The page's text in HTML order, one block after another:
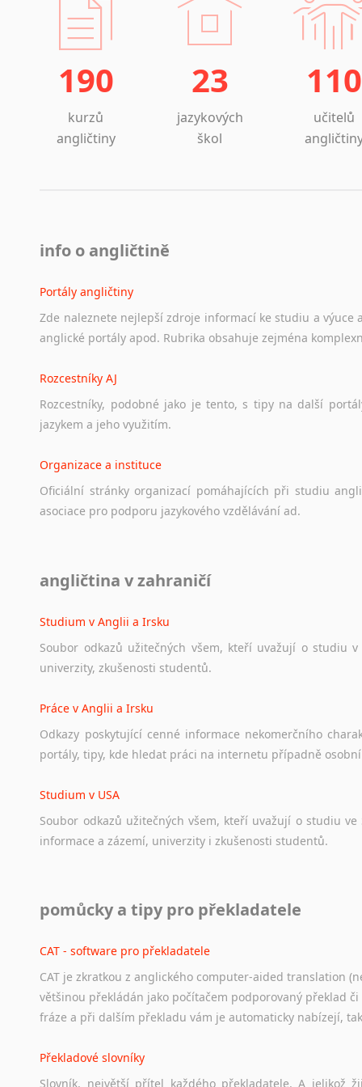
190
kurzů
angličtiny
23
jazykových
škol
110
učitelů
info o angličtině
Portály angličtiny
Zde naleznete nejlepší zdroje informací ke studiu a výuce
anglické portály apod. Rubrika obsahuje zejména
Rozcestníky AJ
Rozcestníky, podobné jako je tento, s tipy na další
jazykem a jeho využitím.
Organizace a instituce
Oficiální stránky organizací pomáhajících při studiu
asociace pro podporu jazykového vzdělávání ad.
Ať už se jedná o česká diskusní
angličtina v zahraničí
Studium v Anglii a Irsku
Soubor odkazů užitečných všem, kteří uvažují o studiu v
univerzity, zkušenosti studentů.
Práce v Anglii a Irsku
Odkazy poskytující cenné informace nekomerčního
portály, tipy, kde hledat práci na internetu případně osobní
Studium v USA
Soubor odkazů užitečných všem, kteří uvažují o studiu ve
informace a zázemí, univerzity i zkušenosti studentů.
Odkazy poskytující cenné informace nekomerčního
Studium v Austrálii
Soubor odkazů užitečných všem, kteří uvažují o studiu v
a zázemí, australské univerzity a samozřejmě i osobní
Práce v Austrálii
pomůcky a tipy pro překladatele
CAT - software pro překladatele
CAT je zkratkou z anglického computer-aided translation
většinou překládán jako počítačem podporovaný překlad
fráze a při dalším překladu vám je automaticky nabízejí,
Překladové slovníky
Slovník, největší přítel každého překladatele. A jelikož